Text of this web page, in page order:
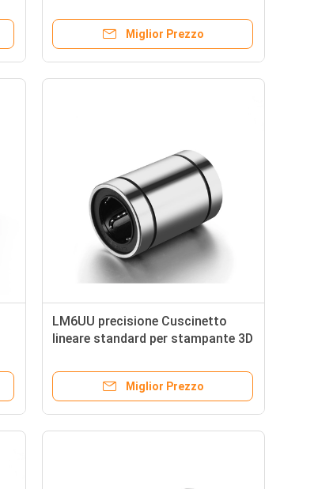
Miglior Prezzo
LM6UU precisione Cuscinetto
lineare standard per stampante 3D
Miglior Prezzo